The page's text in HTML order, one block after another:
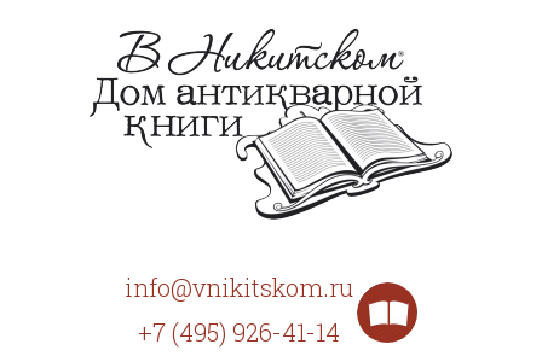
info@vnikitskom.ru
+7 (495) 926-41-14